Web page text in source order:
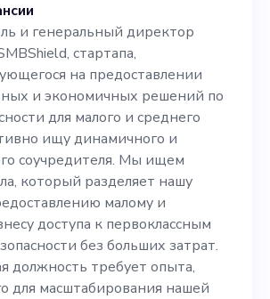
который
нашу миссию по
малому и
бизнесу доступа
решениям
без больших
вакантная
требует опыта,
для
и генеральный директор
стартапа,
на предоставлении
и экономичных решений по
для малого и среднего
ищу динамичного и
соучредителя. Мы ищем
который разделяет нашу
малому и
доступа к первоклассным
без больших затрат.
должность требует опыта,
для масштабирования нашей